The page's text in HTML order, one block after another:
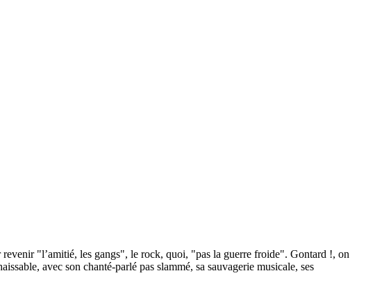
revenir "l’amitié, les gangs", le rock, quoi, "pas la guerre froide". Gontard !, on
avec son chanté-parlé pas slammé, sa sauvagerie musicale, ses